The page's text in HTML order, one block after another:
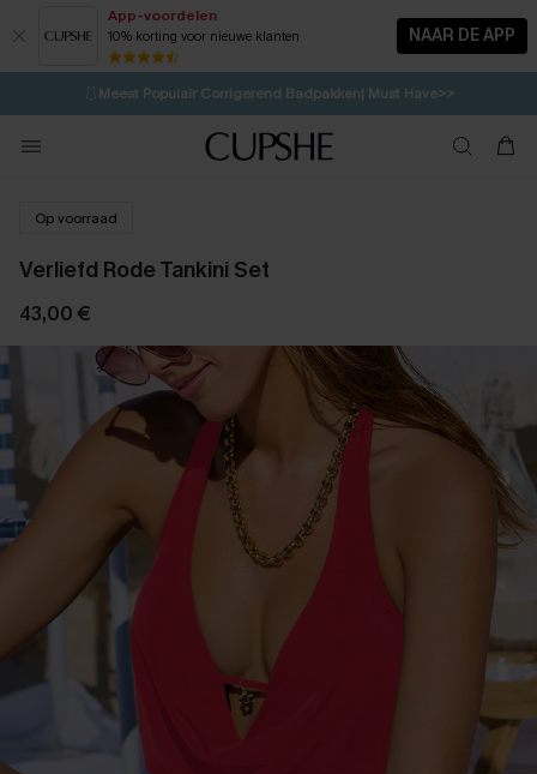
App-voordelen
10% korting voor nieuwe klanten NAAR DE APP
⚡️LAATSTE KANS | Tot 50% korting>>
🩱Meest Populair Corrigerend Badpakken| Must Have>>
💌Abonneer je & ontvang tot 15% korting>>
Koop 3, krijg 15% korting | CODE: SW15
Op voorraad
Verliefd Rode Tankini Set
43,00 €